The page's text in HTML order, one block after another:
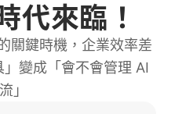
代來臨！
關鍵時機，企業效率差
變成「會不會管理 AI
」